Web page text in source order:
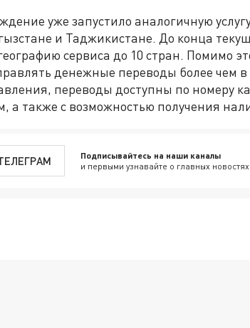
уже запустило аналогичную
и Таджикистане. До конца
сервиса до 10 стран. Помимо
денежные переводы более чем в
переводы доступны по номеру
а также с возможностью получения
Подписывайтесь на наши каналы
и первыми узнавайте о главных